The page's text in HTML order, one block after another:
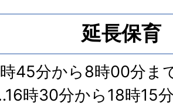
延長保育
45分から8時00分ま
時30分から18時15